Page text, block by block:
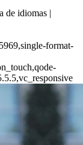
de idiomas |
format-